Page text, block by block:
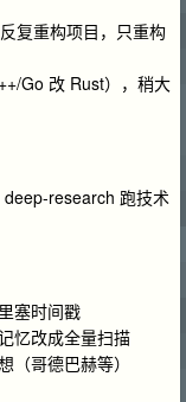
复重构项目，只重构
Go 改 Rust），稍大
research 跑技术
塞时间戳
忆改成全量扫描
哥德巴赫等）